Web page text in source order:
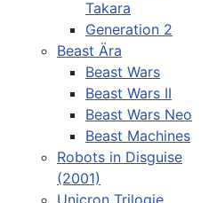
Takara
Generation 2
Beast Ära
Beast Wars
Beast Wars II
Beast Wars Neo
Beast Machines
Robots in Disguise
(2001)
Sprache auswählen